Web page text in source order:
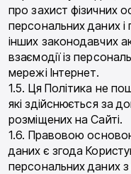
про захист фізичних
персональних даних і
інших законодавчих
взаємодії із
мережі Інтернет.
1.5. Ця Політика не
які здійснюється за
розміщених на Сайті.
1.6. Правовою
даних є згода
персональних даних